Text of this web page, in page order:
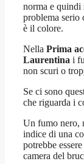
norma e quindi
problema serio
è il colore.
Nella Prima
Laurentina i
non scuri o
Se ci sono
che riguarda i
Un fumo nero,
indice di una
potrebbe
camera del